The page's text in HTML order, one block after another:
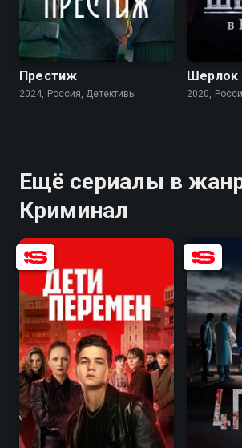
7.5 7.5
Престиж
2024, Россия, Детективы
Шерлок
2020,
Ещё сериалы в
Криминал
7.6 5.5